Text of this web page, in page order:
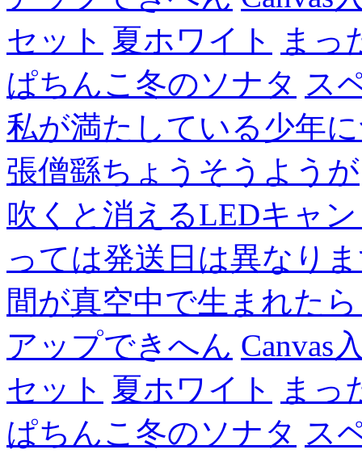
セット 夏ホワイト
まっ
ぱちんこ冬のソナタ ス
私が満たしている少年
張僧繇ちょうそうようが
吹くと消えるLEDキャ
っては発送日は異なり
間が真空中で生まれた
アップできへん Canvas
セット 夏ホワイト
まっ
ぱちんこ冬のソナタ ス